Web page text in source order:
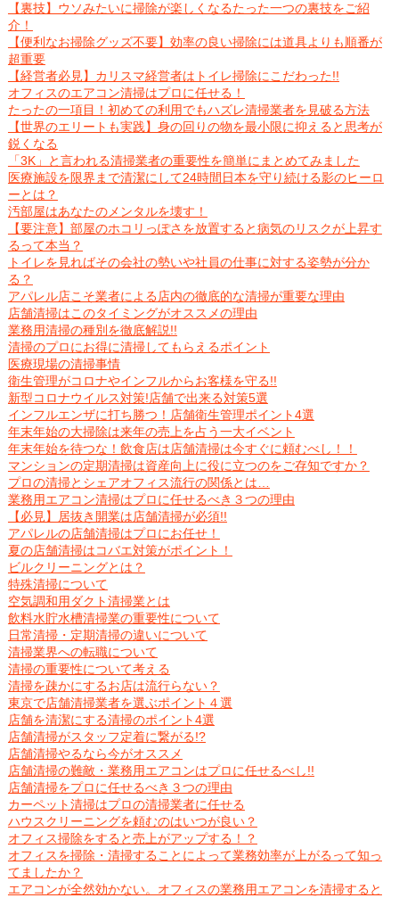
【裏技】ウソみたいに掃除が楽しくなるたった一つの裏技をご紹
介！
【便利なお掃除グッズ不要】効率の良い掃除には道具よりも順番が
超重要
【経営者必見】カリスマ経営者はトイレ掃除にこだわった!!
オフィスのエアコン清掃はプロに任せる！
たったの一項目！初めての利用でもハズレ清掃業者を見破る方法
【世界のエリートも実践】身の回りの物を最小限に抑えると思考が
鋭くなる
「3K」と言われる清掃業者の重要性を簡単にまとめてみました
医療施設を限界まで清潔にして24時間日本を守り続ける影のヒーロ
ーとは？
汚部屋はあなたのメンタルを壊す！
【要注意】部屋のホコリっぽさを放置すると病気のリスクが上昇す
るって本当？
トイレを見ればその会社の勢いや社員の仕事に対する姿勢が分か
る？
アパレル店こそ業者による店内の徹底的な清掃が重要な理由
店舗清掃はこのタイミングがオススメの理由
業務用清掃の種別を徹底解説!!
清掃のプロにお得に清掃してもらえるポイント
医療現場の清掃事情
衛生管理がコロナやインフルからお客様を守る!!
新型コロナウイルス対策!店舗で出来る対策5選
インフルエンザに打ち勝つ！店舗衛生管理ポイント4選
年末年始の大掃除は来年の売上を占う一大イベント
年末年始を待つな！飲食店は店舗清掃は今すぐに頼むべし！！
マンションの定期清掃は資産向上に役に立つのをご存知ですか？
プロの清掃とシェアオフィス流行の関係とは…
業務用エアコン清掃はプロに任せるべき３つの理由
【必見】居抜き開業は店舗清掃が必須!!
アパレルの店舗清掃はプロにお任せ！
夏の店舗清掃はコバエ対策がポイント！
ビルクリーニングとは？
特殊清掃について
空気調和用ダクト清掃業とは
飲料水貯水槽清掃業の重要性について
日常清掃・定期清掃の違いについて
清掃業界への転職について
清掃の重要性について考える
清掃を疎かにするお店は流行らない？
東京で店舗清掃業者を選ぶポイント４選
店舗を清潔にする清掃のポイント4選
店舗清掃がスタッフ定着に繋がる!?
店舗清掃やるなら今がオススメ
店舗清掃の難敵・業務用エアコンはプロに任せるべし!!
店舗清掃をプロに任せるべき３つの理由
カーペット清掃はプロの清掃業者に任せる
ハウスクリーニングを頼むのはいつが良い？
オフィス掃除をすると売上がアップする！？
オフィスを掃除・清掃することによって業務効率が上がるって知っ
てましたか？
エアコンが全然効かない。オフィスの業務用エアコンを清掃すると